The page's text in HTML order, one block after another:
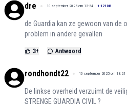
dre 10 september 2025 om 13:54 + 12108
de Guardia kan ze gewoon van de
problem in andere gevallen
3+ Antwoord
rondhondt22 10 september 2025 om 13:21
De linkse overheid verzuimt de
STRENGE GUARDIA CIVIL ?